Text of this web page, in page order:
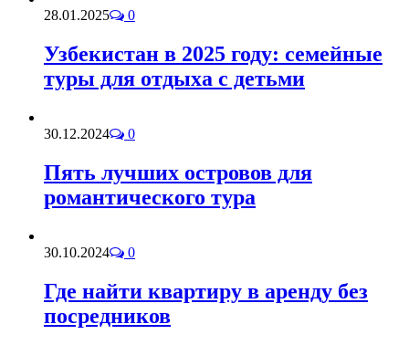
28.01.2025 0
Узбекистан в 2025 году: семейные
туры для отдыха с детьми
30.12.2024 0
Пять лучших островов для
романтического тура
30.10.2024 0
Где найти квартиру в аренду без
посредников